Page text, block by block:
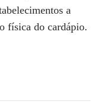
a
física do cardápio.